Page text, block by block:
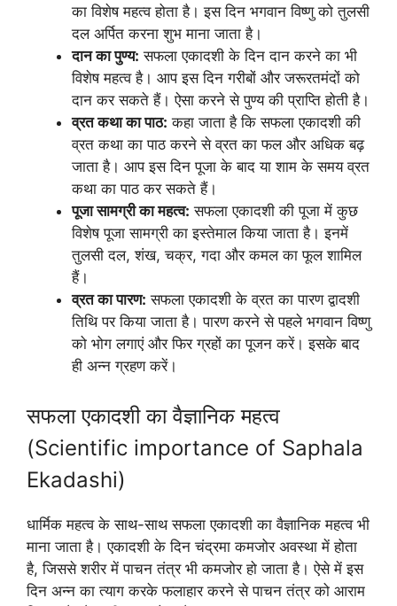
का विशेष महत्व होता है। इस दिन भगवान विष्णु को तुलसी
दल अर्पित करना शुभ माना जाता है।
दान का पुण्य: सफला एकादशी के दिन दान करने का भी
विशेष महत्व है। आप इस दिन गरीबों और जरूरतमंदों को
दान कर सकते हैं। ऐसा करने से पुण्य की प्राप्ति होती है।
व्रत कथा का पाठ: कहा जाता है कि सफला एकादशी की
व्रत कथा का पाठ करने से व्रत का फल और अधिक बढ़
जाता है। आप इस दिन पूजा के बाद या शाम के समय व्रत
कथा का पाठ कर सकते हैं।
पूजा सामग्री का महत्व: सफला एकादशी की पूजा में कुछ
विशेष पूजा सामग्री का इस्तेमाल किया जाता है। इनमें
तुलसी दल, शंख, चक्र, गदा और कमल का फूल शामिल
हैं।
व्रत का पारण: सफला एकादशी के व्रत का पारण द्वादशी
तिथि पर किया जाता है। पारण करने से पहले भगवान विष्णु
को भोग लगाएं और फिर ग्रहों का पूजन करें। इसके बाद
ही अन्न ग्रहण करें।
सफला एकादशी का वैज्ञानिक महत्व
(Scientific importance of Saphala
Ekadashi)
धार्मिक महत्व के साथ-साथ सफला एकादशी का वैज्ञानिक महत्व भी
माना जाता है। एकादशी के दिन चंद्रमा कमजोर अवस्था में होता
है, जिससे शरीर में पाचन तंत्र भी कमजोर हो जाता है। ऐसे में इस
दिन अन्न का त्याग करके फलाहार करने से पाचन तंत्र को आराम